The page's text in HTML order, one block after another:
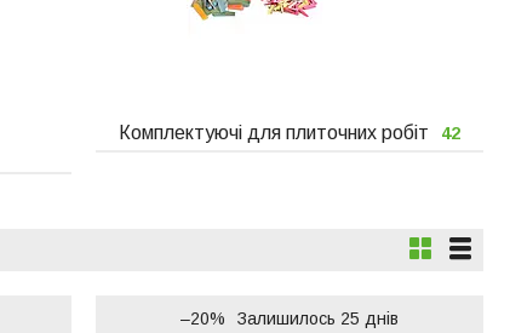
Комплектуючі для плиточних робіт 42
–20% Залишилось 25 днів